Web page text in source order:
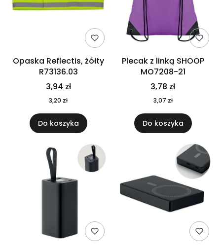
Opaska Reflectis, żółty
R73136.03
3,94 zł
3,20 zł
Do koszyka
Plecak z linką SHOOP
MO7208-21
3,78 zł
3,07 zł
Do koszyka